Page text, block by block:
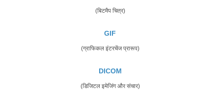
(बिटमैप चित्र)
GIF
(ग्राफिकल इंटरचेंज प्रारूप)
DICOM
(डिजिटल इमेजिंग और संचार)